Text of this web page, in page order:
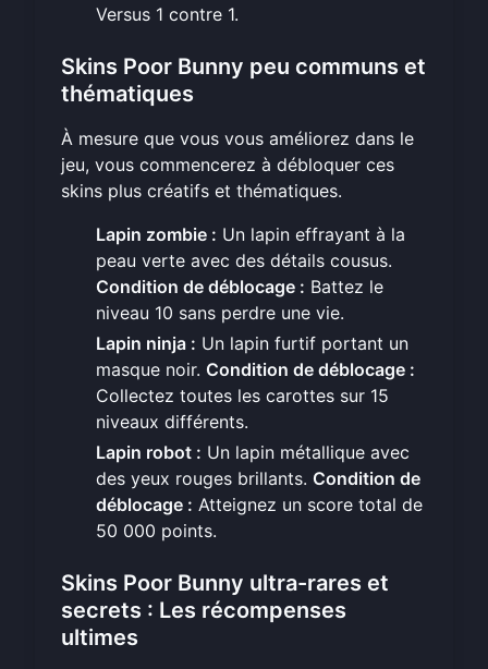
Versus 1 contre 1.
Skins Poor Bunny peu communs et
thématiques
À mesure que vous vous améliorez dans le
jeu, vous commencerez à débloquer ces
skins plus créatifs et thématiques.
Lapin zombie : Un lapin effrayant à la
peau verte avec des détails cousus.
Condition de déblocage : Battez le
niveau 10 sans perdre une vie.
Lapin ninja : Un lapin furtif portant un
masque noir. Condition de déblocage :
Collectez toutes les carottes sur 15
niveaux différents.
Lapin robot : Un lapin métallique avec
des yeux rouges brillants. Condition de
déblocage : Atteignez un score total de
50 000 points.
Skins Poor Bunny ultra-rares et
secrets : Les récompenses
ultimes